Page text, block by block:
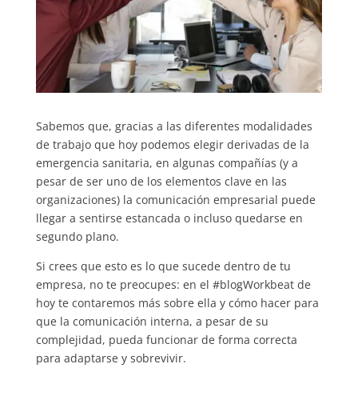
Sabemos que, gracias a las diferentes modalidades
de trabajo que hoy podemos elegir derivadas de la
emergencia sanitaria, en algunas compañías (y a
pesar de ser uno de los elementos clave en las
organizaciones) la comunicación empresarial puede
llegar a sentirse estancada o incluso quedarse en
segundo plano.
Si crees que esto es lo que sucede dentro de tu
empresa, no te preocupes: en el #blogWorkbeat de
hoy te contaremos más sobre ella y cómo hacer para
que la comunicación interna, a pesar de su
complejidad, pueda funcionar de forma correcta
para adaptarse y sobrevivir.